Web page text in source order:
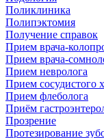
Поликлиника
Полипэктомия
Получение справок
Прием врача-
Прием врача-
Прием невролога
Прием сосудистого
Прием флеболога
Приём
Прозрение
Протезирование